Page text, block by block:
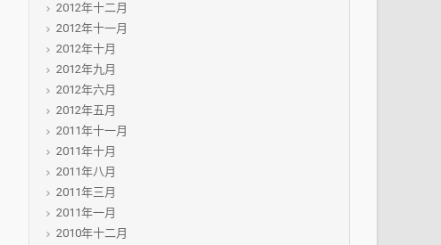
2012年十二月
2012年十一月
2012年十月
2012年九月
2012年六月
2012年五月
2011年十一月
2011年十月
2011年八月
2011年三月
2011年一月
2010年十二月